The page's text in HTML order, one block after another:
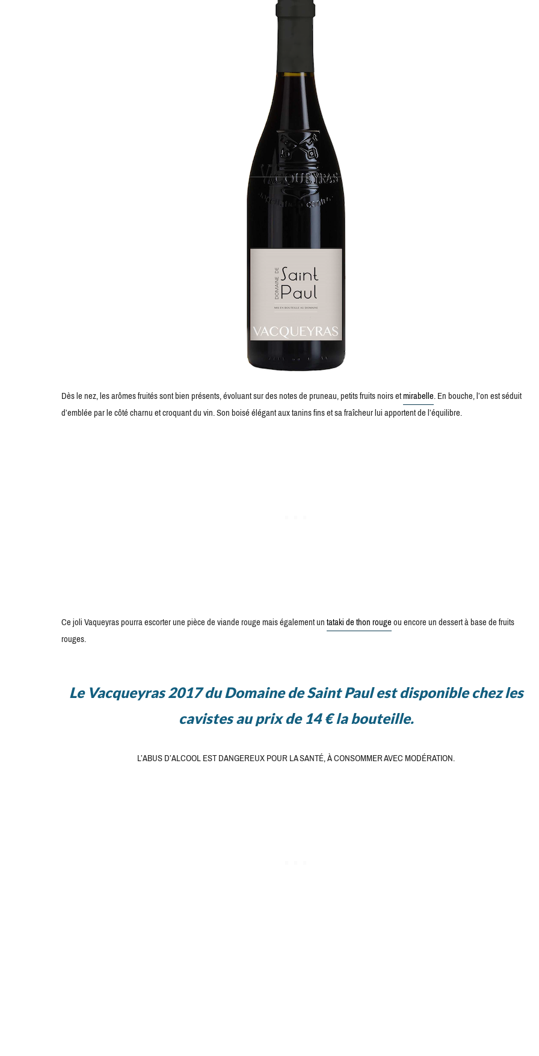
Dès le nez, les arômes fruités sont bien présents, évoluant sur des notes de pruneau, petits fruits noirs etmirabelle. En bouche, l’on est séduit
d’emblée par le côté charnu et croquant du vin. Son boisé élégant aux tanins fins et sa fraîcheur lui apportent de l’équilibre.
Ce joli Vaqueyras pourra escorter une pièce de viande rouge mais également untataki de thon rougeou encore un dessert à base de fruits
rouges.
Le Vacqueyras 2017 du Domaine de Saint Paul est disponible chez les
cavistes au prix de 14 € la bouteille.
L’ABUS D’ALCOOL EST DANGEREUX POUR LA SANTÉ, À CONSOMMER AVEC MODÉRATION.